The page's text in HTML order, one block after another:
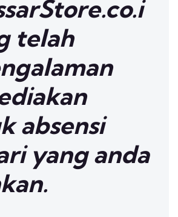
telah
absensi
yang anda